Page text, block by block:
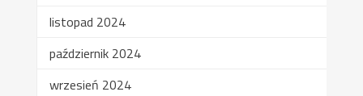
listopad 2024
październik 2024
wrzesień 2024